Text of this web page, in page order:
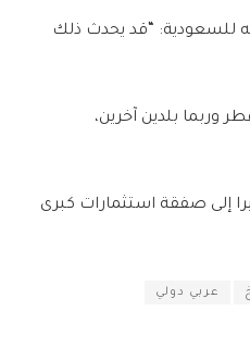
للسعودية: “قد يحدث ذلك
وربما بلدين آخرين،
إلى صفقة استثمارات كبرى
عربي دولي